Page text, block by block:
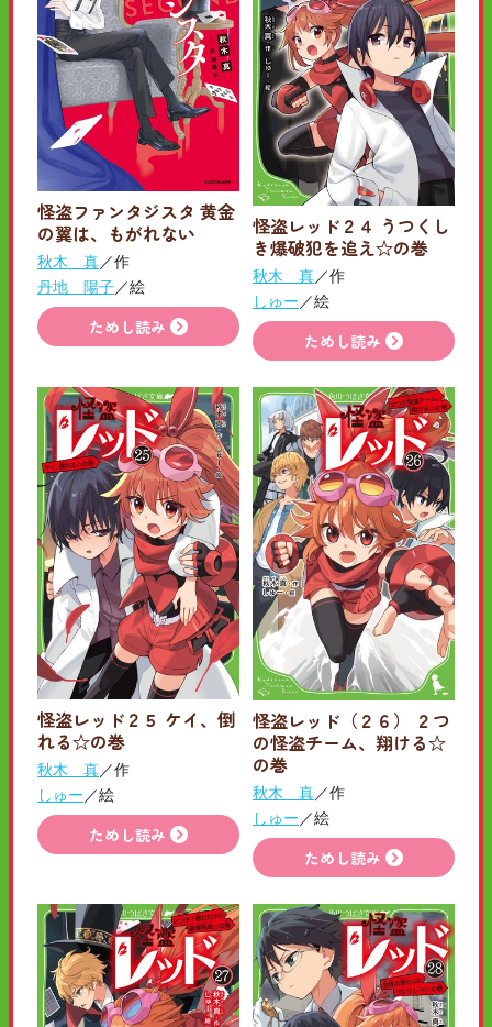
怪盗ファンタジスタ 黄金
の翼は、もがれない
秋木 真／作
丹地 陽子／絵
ためし読み
怪盗レッド２４ うつくし
き爆破犯を追え☆の巻
秋木 真／作
しゅー ／絵
ためし読み
怪盗レッド２５ ケイ、倒
れる☆の巻
秋木 真／作
しゅー ／絵
ためし読み
怪盗レッド（２６） ２つ
の怪盗チーム、翔ける☆
の巻
秋木 真／作
しゅー ／絵
ためし読み